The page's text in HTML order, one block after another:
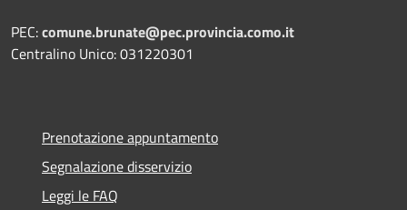
PEC:comune.brunate@pec.provincia.como.it
Centralino Unico: 031220301
Prenotazione appuntamento
Segnalazione disservizio
Leggi le FAQ